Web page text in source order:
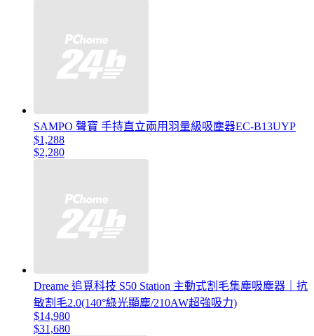
SAMPO 聲寶 手持直立兩用羽量級吸塵器EC-B13UYP
$1,288
$2,280
Dreame 追覓科技 S50 Station 主動式割毛集塵吸塵器｜抗
敏割毛2.0(140°綠光顯塵/210AW超強吸力)
$14,980
$31,680